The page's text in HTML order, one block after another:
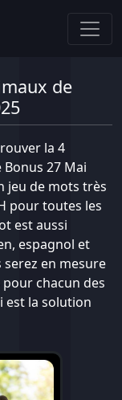
de
la 4
27 Mai
jeu de mots très
pour toutes les
est aussi
espagnol et
serez en mesure
chacun des
est la solution